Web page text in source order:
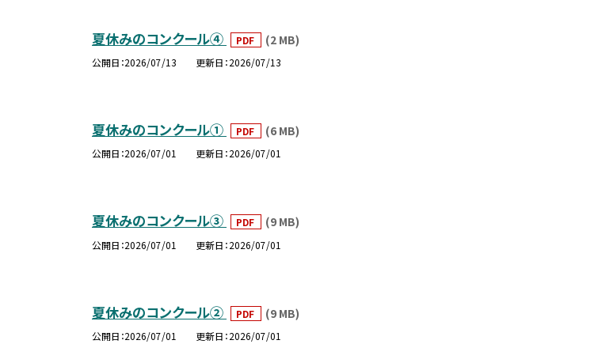
夏休みのコンクール④ PDF (2 MB)
公開日 2026/07/13 更新日 2026/07/13
夏休みのコンクール① PDF (6 MB)
公開日 2026/07/01 更新日 2026/07/01
夏休みのコンクール③ PDF (9 MB)
公開日 2026/07/01 更新日 2026/07/01
夏休みのコンクール② PDF (9 MB)
公開日 2026/07/01 更新日 2026/07/01